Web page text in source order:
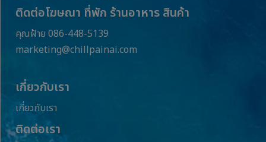
ติดต่อโฆษณา ที่พัก ร้านอาหาร สินค้า
คุณฝ้าย 086-448-5139
marketing@chillpainai.com
เกี่ยวกับเรา
เกี่ยวกับเรา
ติดต่อเรา